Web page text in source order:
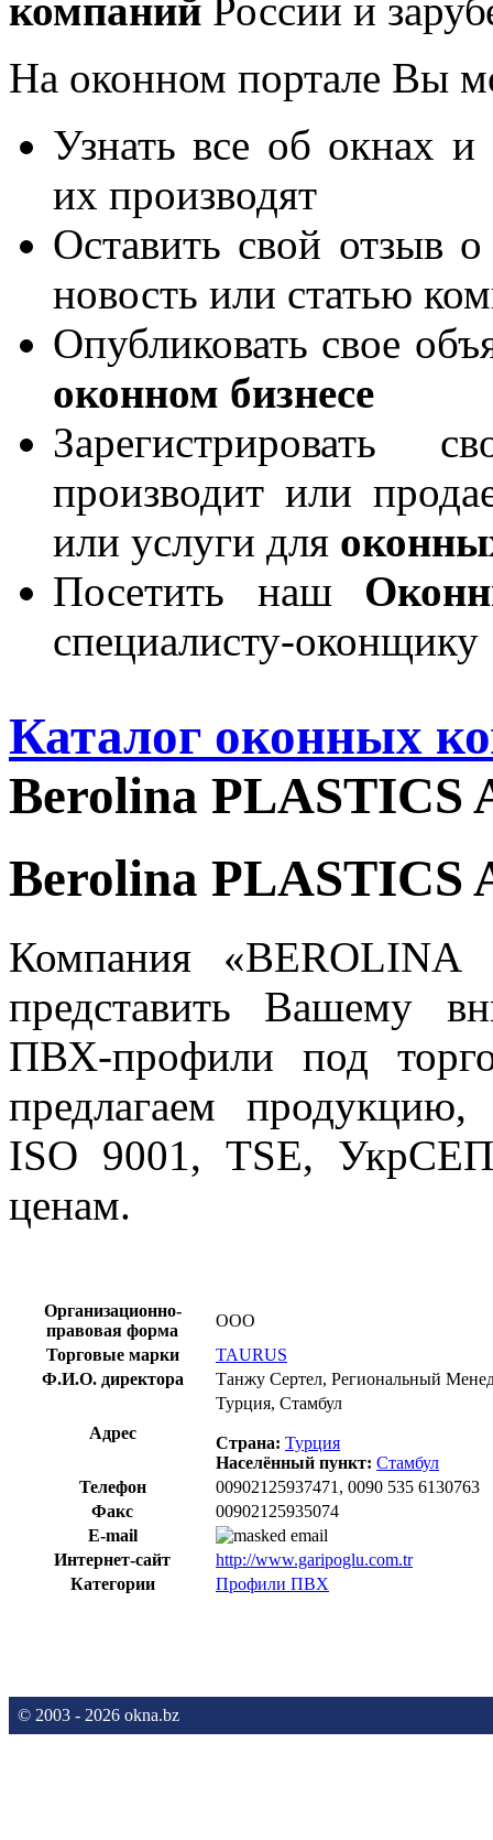
компаний России и
На оконном портале Вы
Узнать все об окнах и
их производят
Оставить свой отзыв
новость или статью
Опубликовать свое
оконном бизнесе
производит или
или услуги для
Посетить наш
специалисту-оконщику
Каталог оконных
Berolina PLASTICS
Berolina PLASTICS
Компания «BEROLINA
представить Вашему
ПВХ-профили под
предлагаем продукцию,
ISO 9001, TSE,
ценам.
Организационно-
правовая форма
OOO
Торговые марки
TAURUS
Ф.И.О. директора
Танжу Сертел, Региональный
Адрес
Турция, Стамбул
Страна: Турция
Населённый пункт: Стамбул
Телефон
00902125937471, 0090 535 6130763
Факс
00902125935074
E-mail
Интернет-сайт
http://www.garipoglu.com.tr
Категории
Профили ПВХ
© 2003 - 2026 okna.bz